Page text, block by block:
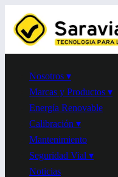
Nosotros ▾
Marcas y Productos ▾
Energía Renovable
Calibración ▾
Mantenimiento
Seguridad Vial ▾
Noticias